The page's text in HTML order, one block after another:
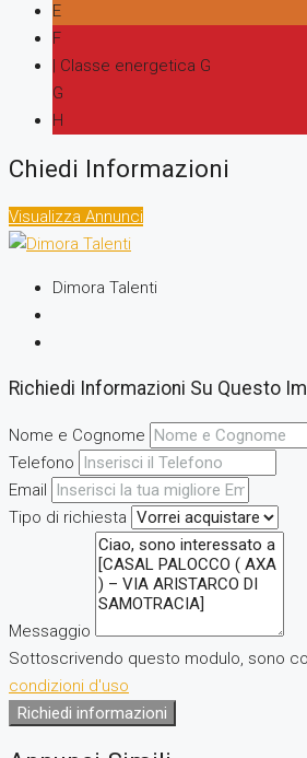
E
F
| Classe energetica G
G
H
Chiedi Informazioni
Visualizza Annunci
Dimora Talenti
Richiedi Informazioni Su Questo
Nome e Cognome
Telefono
Email
Tipo di richiesta
Messaggio
Sottoscrivendo questo modulo, sono
condizioni d'uso
Richiedi informazioni